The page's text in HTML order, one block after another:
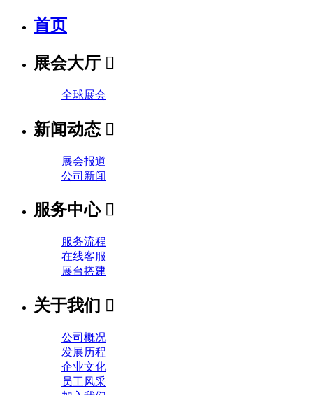
首页
展会大厅 
全球展会
新闻动态 
展会报道
公司新闻
服务中心 
服务流程
在线客服
展台搭建
关于我们 
公司概况
发展历程
企业文化
员工风采